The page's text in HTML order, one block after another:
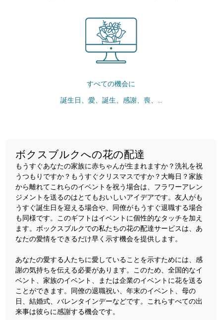
すべての機会に
誕生日、愛、誕生、感謝、喪、...
ボクスブルクへの花の配達
もうすぐあなたの家族に赤ちゃんが生まれますか？洗礼を祝
うつもりですか？もうすぐクリスマスですか？大晦日？家族
から離れてこれらのイベントを祝う場合は、フラワーアレン
ジメントを送るのはとてもおいしいアイデアです。友人がも
うすぐ誕生日を迎える場合や、同僚がもうすぐ退職する場合
も同様です。このギフトはイベントに個性的なタッチを加え
ます。ボックスブルクでの私たちの花の配達サービスは、あ
なたの愛情をできるだけ早く示す機会を提供します。
あなたの愛する人たちに愛していることを示すためには、感
謝の気持ちを伝える必要があります。このため、全国的なイ
ベント、家族のイベント、または企業のイベントに花を送る
ことができます。同僚の退職祝い、年末のイベント、母の
日、結婚式、バレンタインデーなどです。これらすべての出
来事は彼らに感謝する機会です。